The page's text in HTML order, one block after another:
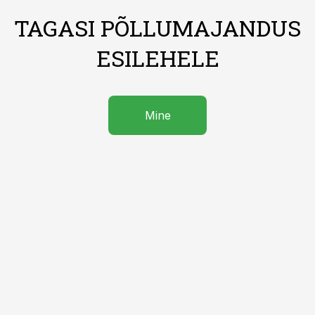
TAGASI PÕLLUMAJANDUS
ESILEHELE
Mine